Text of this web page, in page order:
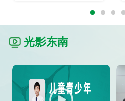
光影东南